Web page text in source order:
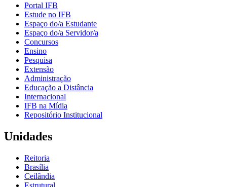
Portal IFB
Estude no IFB
Espaço do/a Estudante
Espaço do/a Servidor/a
Concursos
Ensino
Pesquisa
Extensão
Administração
Educação a Distância
Internacional
IFB na Mídia
Repositório Institucional
Unidades
Reitoria
Brasília
Ceilândia
Estrutural